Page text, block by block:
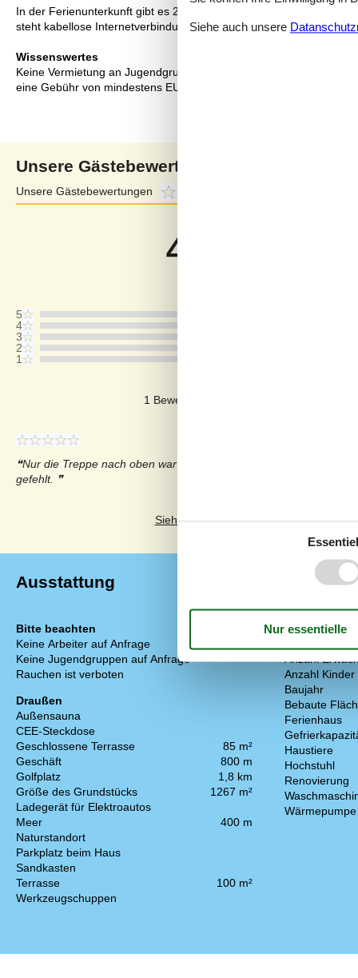
In der Ferienunterkunft gibt es 2 Fernseher. DVD-Player.
steht kabellose Internetverbindung zur Verfügung.
Wissenswertes
Keine Vermietung an Jugendgruppen, in denen alle 15-25 Jahre
eine Gebühr von mindestens EUR 420,- erhoben.
Unsere Gästebewertungen
Unsere Gästebewertungen
4,4
5
4
3
2
1
1 Bewertung hat einen Kommentar auf
Nur die Treppe nach oben war für uns zu steil. Sonst war alles wie
gefehlt.
Siehe stattdessen 24 externe
Ausstattung
Bitte beachten
Keine Arbeiter auf Anfrage
Keine Jugendgruppen auf Anfrage
Rauchen ist verboten
Draußen
Außensauna
CEE-Steckdose
Geschlossene Terrasse
85 m²
Geschäft
800 m
Golfplatz
1,8 km
Größe des Grundstücks
1267 m²
Ladegerät für Elektroautos
Meer
400 m
Naturstandort
Parkplatz beim Haus
Sandkasten
Terrasse
100 m²
Werkzeugschuppen
Einrichtung
Anzahl
Anzahl
Baujahr
Bebaute
Ferienhaus
Haustiere
Hochstuhl
Renovierung
Wärmepumpe
Siehe auch unsere